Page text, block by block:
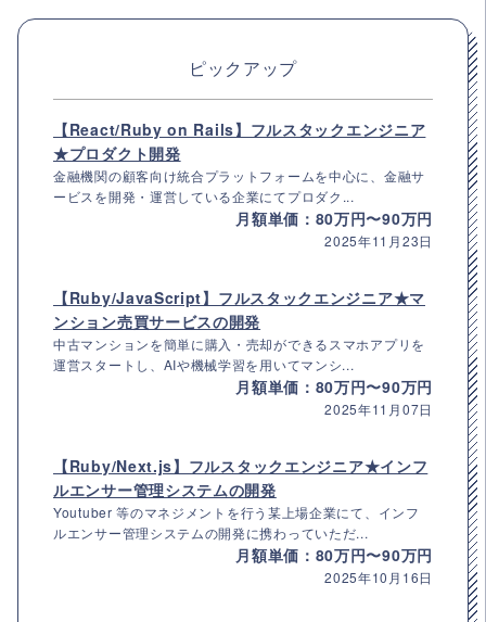
ピックアップ
【React/Ruby on Rails】フルスタックエンジニア
★プロダクト開発
金融機関の顧客向け統合プラットフォームを中心に、金融サ
ービスを開発・運営している企業にてプロダク...
月額単価：80万円〜90万円
2025年11月23日
【Ruby/JavaScript】フルスタックエンジニア★マ
ンション売買サービスの開発
中古マンションを簡単に購入・売却ができるスマホアプリを
運営スタートし、AIや機械学習を用いてマンシ...
月額単価：80万円〜90万円
2025年11月07日
【Ruby/Next.js】フルスタックエンジニア★インフ
ルエンサー管理システムの開発
Youtuber 等のマネジメントを行う某上場企業にて、インフ
ルエンサー管理システムの開発に携わっていただ...
月額単価：80万円〜90万円
2025年10月16日